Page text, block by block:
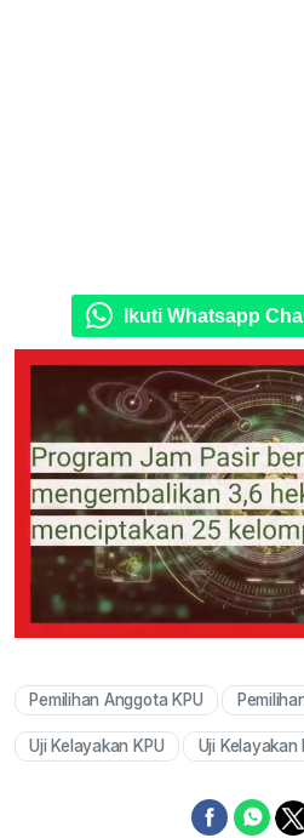
Ikuti Whatsapp
Pemilihan Anggota KPU
Uji Kelayakan KPU Uji Kelayakan